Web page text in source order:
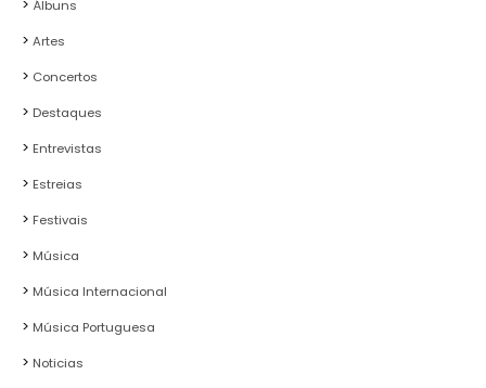
Álbuns
Artes
Concertos
Destaques
Entrevistas
Estreias
Festivais
Música
Música Internacional
Música Portuguesa
Noticias